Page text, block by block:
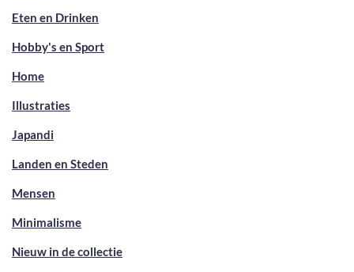
Eten en Drinken
Hobby's en Sport
Home
Illustraties
Japandi
Landen en Steden
Mensen
Minimalisme
Nieuw in de collectie